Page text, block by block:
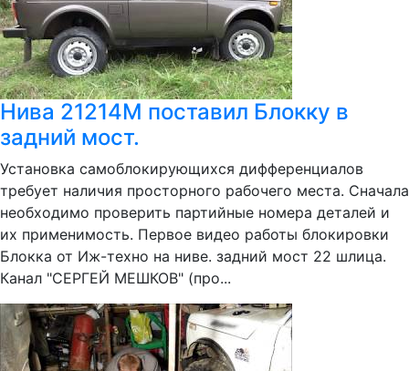
Нива 21214М поставил Блокку в
задний мост.
Установка самоблокирующихся дифференциалов
требует наличия просторного рабочего места. Сначала
необходимо проверить партийные номера деталей и
их применимость. Первое видео работы блокировки
Блокка от Иж-техно на ниве. задний мост 22 шлица.
Канал "СЕРГЕЙ МЕШКОВ" (про...